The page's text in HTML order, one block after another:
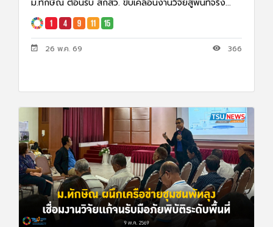
ม.ทักษิณ ต้อนรับ สกสว. ขับเคลื่อนงานวิจัยสู่พื้นที่จริง...
26 พ.ค. 69 366